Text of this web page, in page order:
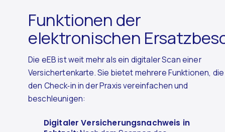
Funktionen der
elektronischen
Die eEB ist weit mehr als ein digitaler Scan einer
Versichertenkarte. Sie bietet mehrere Funktionen, die
den Check‑in in der Praxis vereinfachen und
beschleunigen:
Digitaler Versicherungsnachweis in